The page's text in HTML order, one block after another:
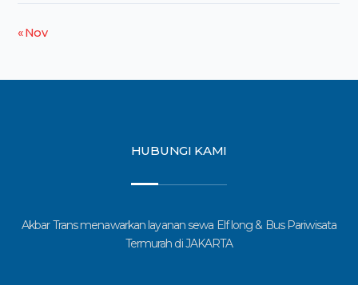
« Nov
HUBUNGI KAMI
Akbar Trans menawarkan layanan sewa Elf long & Bus Pariwisata
Termurah di JAKARTA